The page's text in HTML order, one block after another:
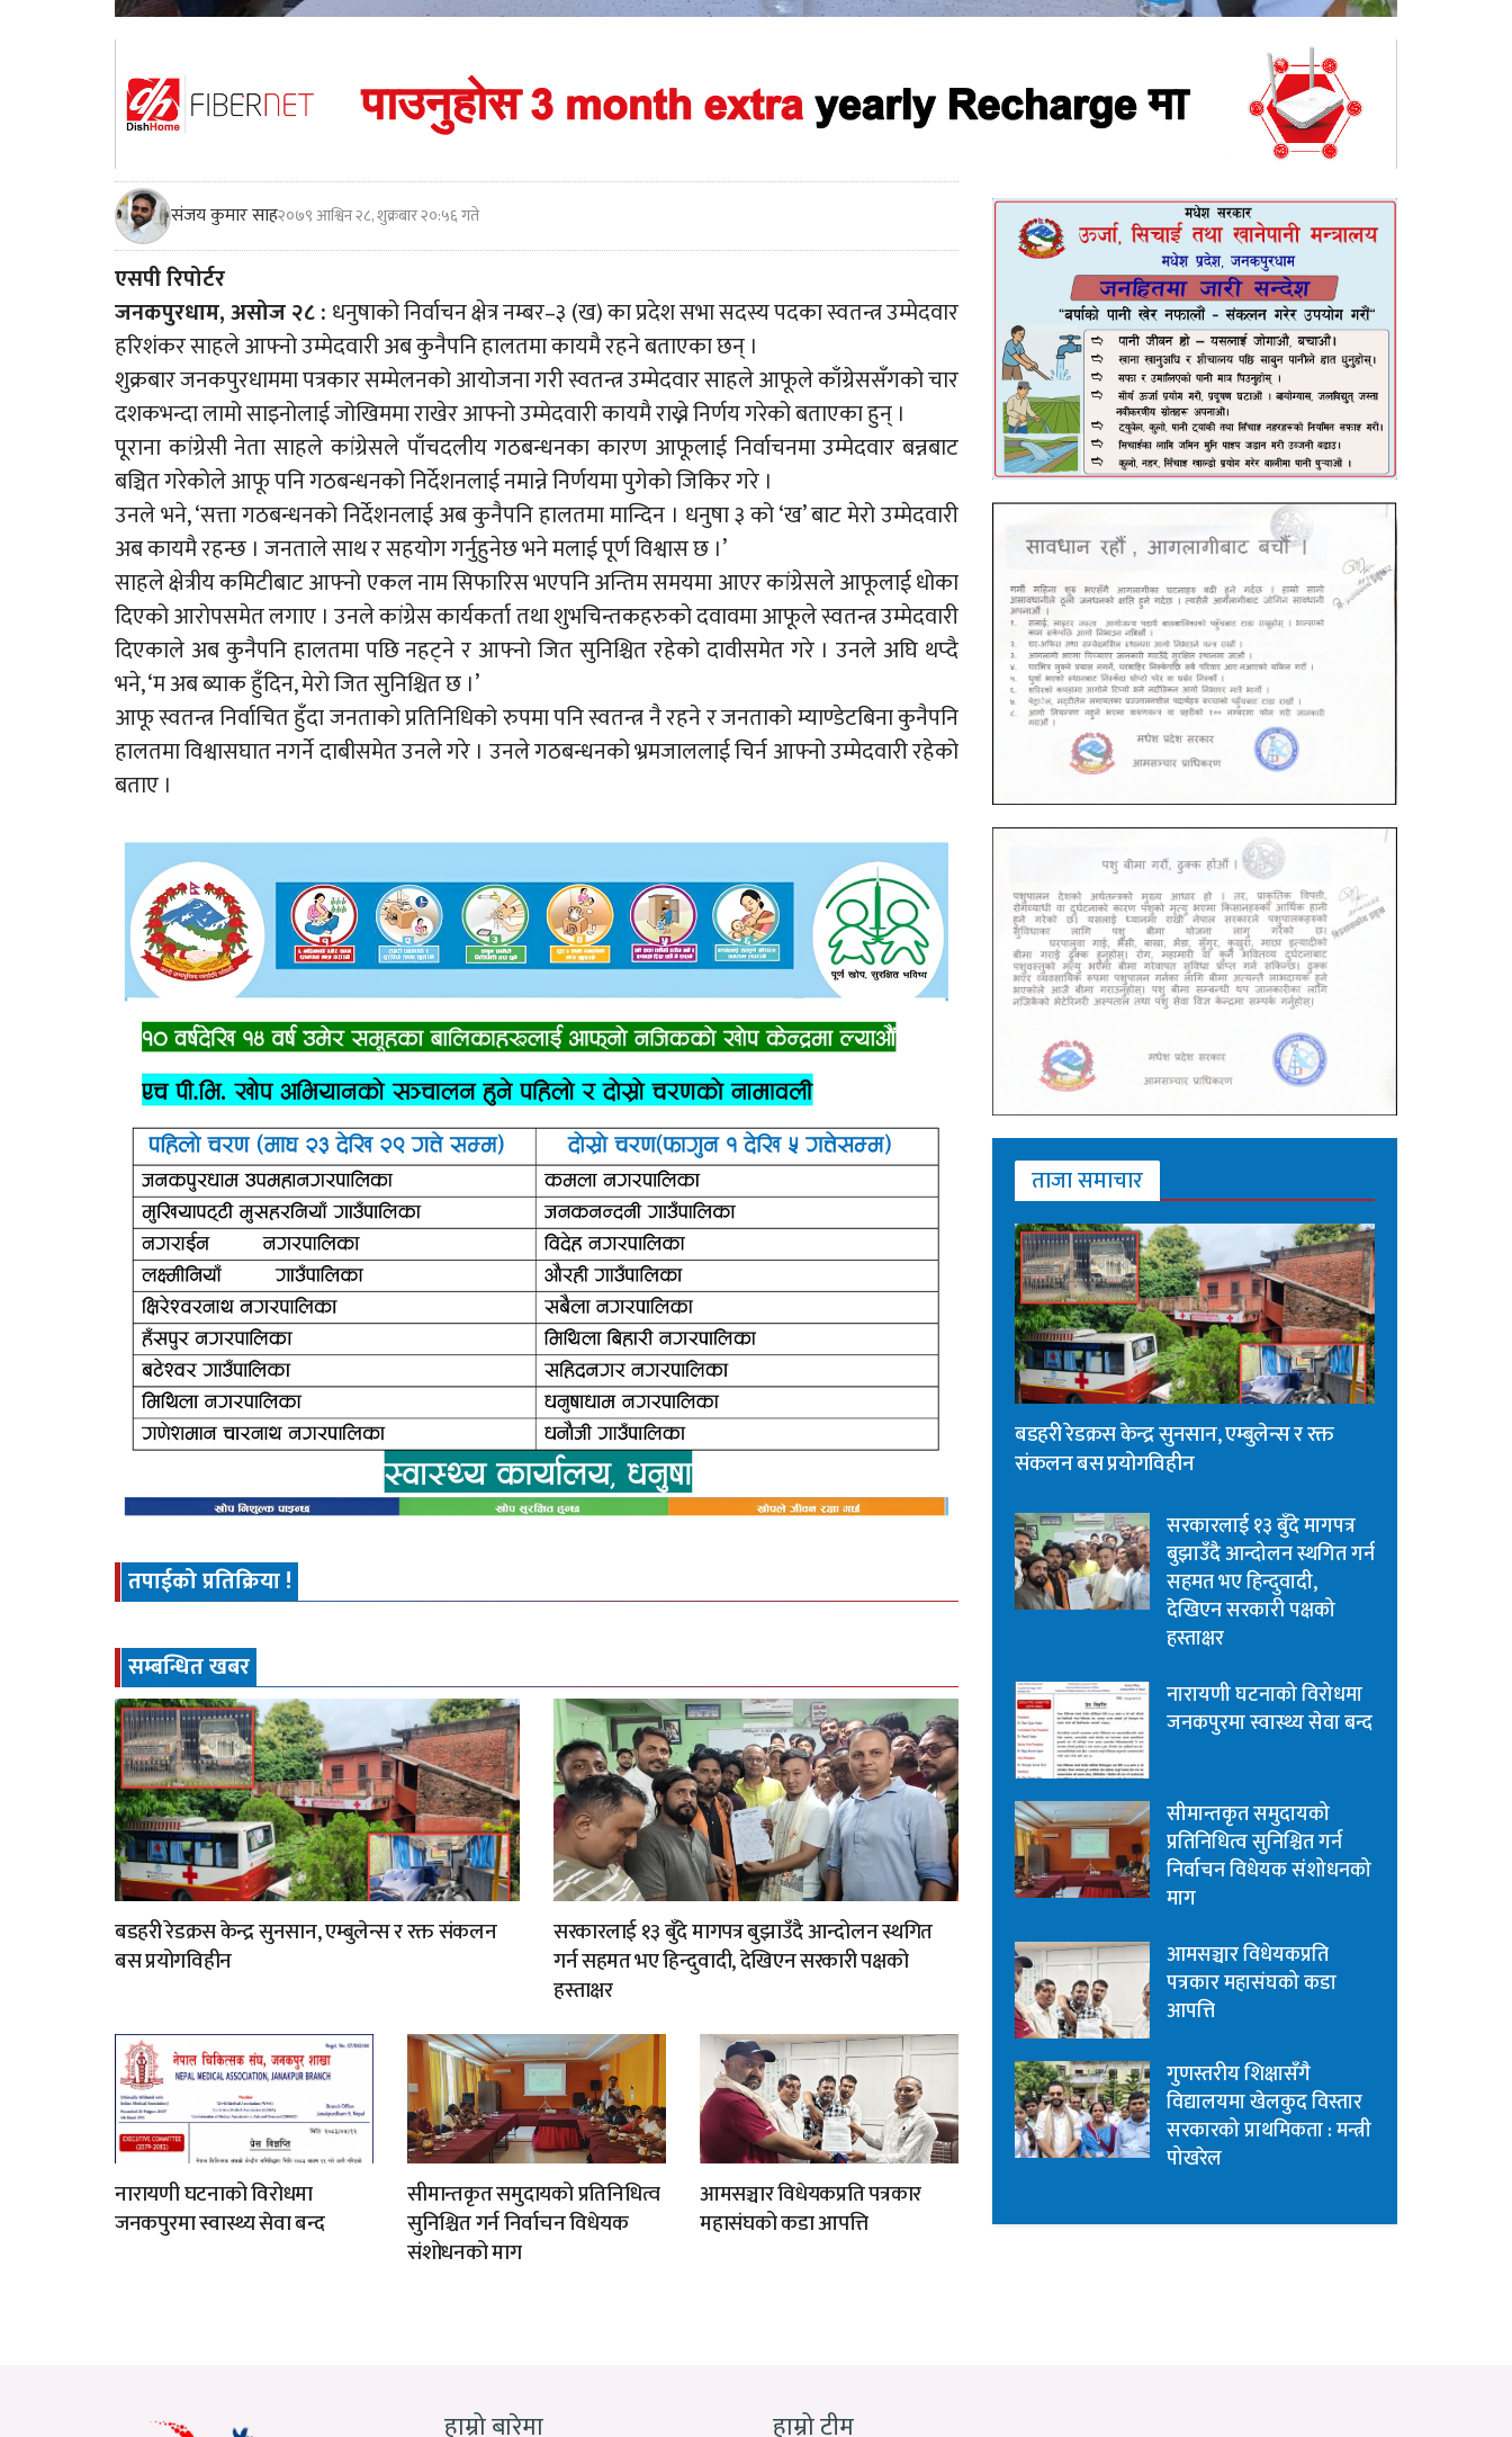
संजय कुमार साह२०७९ आश्विन २८, शुक्रबार २०:५६ गते
एसपी रिपोर्टर
जनकपुरधाम, असोज २८ : धनुषाको निर्वाचन क्षेत्र नम्बर–३ (ख) का प्रदेश सभा सदस्य पदका स्वतन्त्र उम्मेदवार
हरिशंकर साहले आफ्नो उम्मेदवारी अब कुनैपनि हालतमा कायमै रहने बताएका छन् ।
शुक्रबार जनकपुरधाममा पत्रकार सम्मेलनको आयोजना गरी स्वतन्त्र उम्मेदवार साहले आफूले काँग्रेससँगको चार
दशकभन्दा लामो साइनोलाई जोखिममा राखेर आफ्नो उम्मेदवारी कायमै राख्ने निर्णय गरेको बताएका हुन् ।
पूराना कांग्रेसी नेता साहले कांग्रेसले पाँचदलीय गठबन्धनका कारण आफूलाई निर्वाचनमा उम्मेदवार बन्नबाट
बञ्चित गरेकोले आफू पनि गठबन्धनको निर्देशनलाई नमान्ने निर्णयमा पुगेको जिकिर गरे ।
उनले भने, ‘सत्ता गठबन्धनको निर्देशनलाई अब कुनैपनि हालतमा मान्दिन । धनुषा ३ को ‘ख’ बाट मेरो उम्मेदवारी
अब कायमै रहन्छ । जनताले साथ र सहयोग गर्नुहुनेछ भने मलाई पूर्ण विश्वास छ ।’
साहले क्षेत्रीय कमिटीबाट आफ्नो एकल नाम सिफारिस भएपनि अन्तिम समयमा आएर कांग्रेसले आफूलाई धोका
दिएको आरोपसमेत लगाए । उनले कांग्रेस कार्यकर्ता तथा शुभचिन्तकहरुको दवावमा आफूले स्वतन्त्र उम्मेदवारी
दिएकाले अब कुनैपनि हालतमा पछि नहट्ने र आफ्नो जित सुनिश्चित रहेको दावीसमेत गरे । उनले अघि थप्दै
भने, ‘म अब ब्याक हुँदिन, मेरो जित सुनिश्चित छ ।’
आफू स्वतन्त्र निर्वाचित हुँदा जनताको प्रतिनिधिको रुपमा पनि स्वतन्त्र नै रहने र जनताको म्याण्डेटबिना कुनैपनि
हालतमा विश्वासघात नगर्ने दाबीसमेत उनले गरे । उनले गठबन्धनको भ्रमजाललाई चिर्न आफ्नो उम्मेदवारी रहेको
बताए ।
तपाईको प्रतिक्रिया !
सम्बन्धित खबर
बडहरी रेडक्रस केन्द्र सुनसान, एम्बुलेन्स र रक्त संकलन
बस प्रयोगविहीन
सरकारलाई १३ बुँदे मागपत्र बुझाउँदै आन्दोलन स्थगित
गर्न सहमत भए हिन्दुवादी, देखिएन सरकारी पक्षको
हस्ताक्षर
नारायणी घटनाको विरोधमा
जनकपुरमा स्वास्थ्य सेवा बन्द
सीमान्तकृत समुदायको प्रतिनिधित्व
सुनिश्चित गर्न निर्वाचन विधेयक
संशोधनको माग
आमसञ्चार विधेयकप्रति पत्रकार
महासंघको कडा आपत्ति
ताजा समाचार
बडहरी रेडक्रस केन्द्र सुनसान, एम्बुलेन्स र रक्त
संकलन बस प्रयोगविहीन
सरकारलाई १३ बुँदे मागपत्र
बुझाउँदै आन्दोलन स्थगित गर्न
सहमत भए हिन्दुवादी,
देखिएन सरकारी पक्षको
हस्ताक्षर
नारायणी घटनाको विरोधमा
जनकपुरमा स्वास्थ्य सेवा बन्द
सीमान्तकृत समुदायको
प्रतिनिधित्व सुनिश्चित गर्न
निर्वाचन विधेयक संशोधनको
माग
आमसञ्चार विधेयकप्रति
पत्रकार महासंघको कडा
आपत्ति
गुणस्तरीय शिक्षासँगै
विद्यालयमा खेलकुद विस्तार
सरकारको प्राथमिकता : मन्त्री
पोखरेल
हाम्रो बारेमा हाम्रो टीम